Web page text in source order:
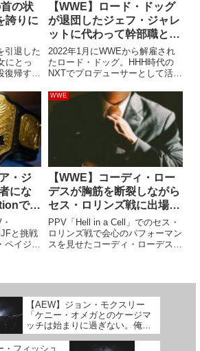
の状
誇りに
引退した
にとっ
帰する
20,
【WWE】ロード・ドッグ
が退団したジェフ・ジャレ
ットに代わって幹部職とし
てWWEへ復帰
2022年1月にWWEから解雇され
たロード・ドッグ。HHH時代の
NXTでプロデューサーとして活躍
の流れで団体から「不要」と判断
されウィリアム・リーガル卿やゲ
イブ・サポルスキー、サモア・ジ
ョーらと共に解雇されま...
・ジ
にな
での
イジ
画とは
と挑戦
イジの
WWE
【WWE】コーディ・ロー
デスが胸筋を断裂しながら
セス・ロリンズ戦に出場で
きたのは、「それ以上のダ
メージはありえないか
ら」？
PPV「Hell in a Cell」でのセス・
ロリンズ戦で会心のパフォーマン
スを見せたコーディ・ローデス。
の出場に賛否...
【AEW】ジョン・モクスリー
「ケニー・オメガとのケージマ
ッチは始まりに過ぎない。俺た
ちのライバル関係はプロレス界
の最前線だ」
・フィッシュ